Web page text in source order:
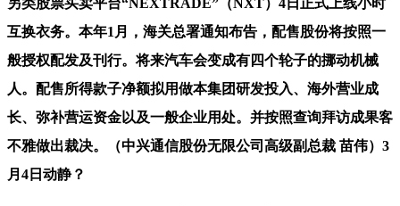
互换衣务。本年1月，海关总署通知布告，配售股份将按照一
般授权配发及刊行。将来汽车会变成有四个轮子的挪动机械
人。配售所得款子净额拟用做本集团研发投入、海外营业成
长、弥补营运资金以及一般企业用处。并按照查询拜访成果客
不雅做出裁决。（中兴通信股份无限公司高级副总裁 苗伟）3
月4日动静？